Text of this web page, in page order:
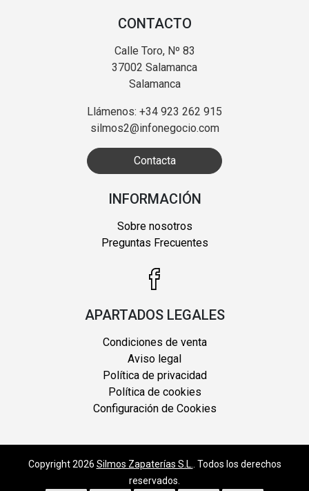
CONTACTO
Calle Toro, Nº 83
37002 Salamanca
Salamanca
Llámenos: +34 923 262 915
silmos2@infonegocio.com
Contacta
INFORMACIÓN
Sobre nosotros
Preguntas Frecuentes
APARTADOS LEGALES
Condiciones de venta
Aviso legal
Política de privacidad
Política de cookies
Configuración de Cookies
Copyright 2026 Silmos Zapaterías S.L.
. Todos los derechos
reservados.